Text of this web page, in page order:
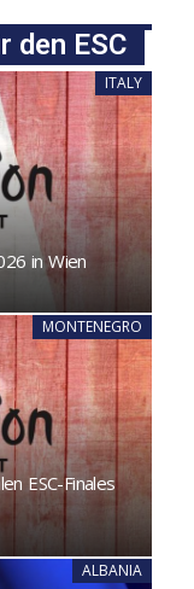
den ESC
ITALY
in Wien
MONTENEGRO
ESC-Finales
ALBANIA